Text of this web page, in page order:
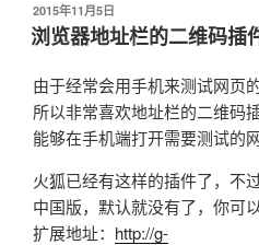
数
据
型
的
取
值
范
围”
发
布
于
2015年11月5日
浏览器地址栏的二维码插
由于经常会用手机来测试网页
所以非常喜欢地址栏的二维码
能够在手机端打开需要测试的网
火狐已经有这样的插件了，不
中国版，默认就没有了，你可
扩展地址： http://g-